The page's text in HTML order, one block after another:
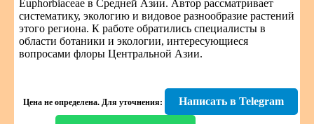
Euphorbiaceae в Средней Азии. Автор рассматривает
систематику, экологию и видовое разнообразие растений
этого региона. К работе обратились специалисты в
области ботаники и экологии, интересующиеся
вопросами флоры Центральной Азии.
Цена не определена. Для уточнения: Написать в Telegram